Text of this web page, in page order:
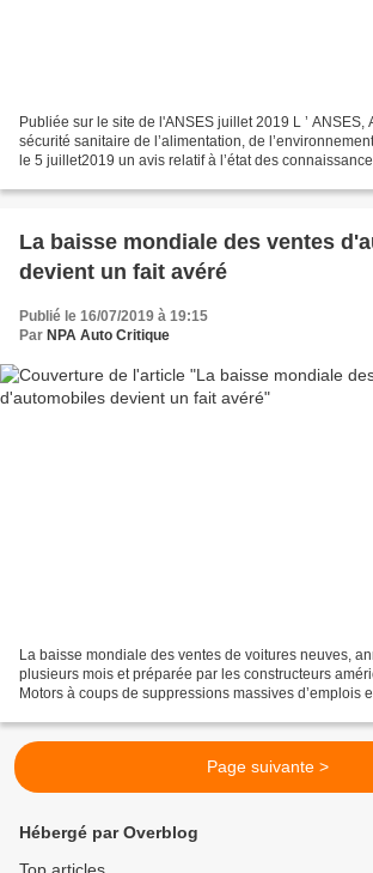
Publiée sur le site de l'ANSES juillet 2019 L ’ ANSES,
sécurité sanitaire de l’alimentation, de
le 5 juillet2019 un avis relatif à l’état des
La baisse mondiale des ventes
devient un fait avéré
Publié le 16/07/2019 à 19:15
Par NPA Auto Critique
La baisse mondiale des ventes de voitures neuves,
plusieurs mois et préparée par les constructeurs
Motors à coups de suppressions massives d’emplois
Page suivante >
Hébergé par Overblog